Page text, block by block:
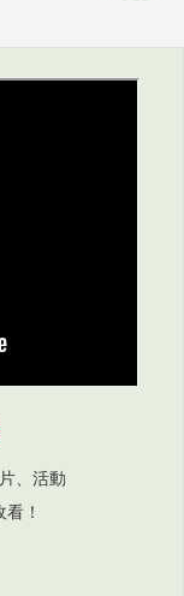
、活動
！